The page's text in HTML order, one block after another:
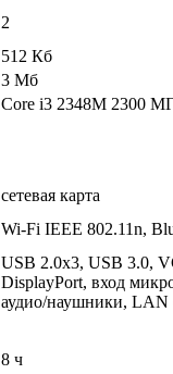
2
512 Кб
3 Мб
Core i3 2348M 2300
сетевая карта
Wi-Fi IEEE 802.11n,
USB 2.0x3, USB 3.0,
DisplayPort, вход
аудио/наушники, LAN
8 ч